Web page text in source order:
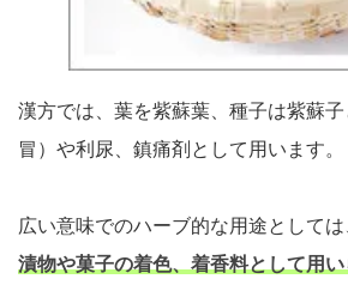
漢方では、葉を紫蘇葉、種子は紫蘇
冒）や利尿、鎮痛剤として用います。
広い意味でのハーブ的な用途としては
漬物や菓子の着色、着香料として用